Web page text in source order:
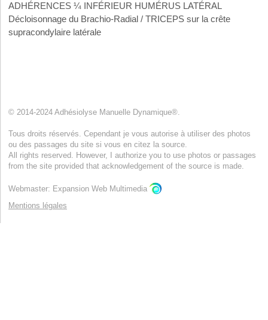
ADHÉRENCES ¼ INFÉRIEUR HUMÉRUS LATÉRAL
Décloisonnage du Brachio-Radial / TRICEPS sur la crête
supracondylaire latérale
© 2014-2024 Adhésiolyse Manuelle Dynamique®.
Tous droits réservés. Cependant je vous autorise à utiliser des photos
ou des passages du site si vous en citez la source.
All rights reserved. However, I authorize you to use photos or passages
from the site provided that acknowledgement of the source is made.
Webmaster: Expansion Web Multimedia
Mentions légales